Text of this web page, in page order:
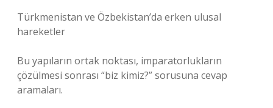
Türkmenistan ve Özbekistan’da erken ulusal
hareketler
Bu yapıların ortak noktası, imparatorlukların
çözülmesi sonrası “biz kimiz?” sorusuna cevap
aramaları.